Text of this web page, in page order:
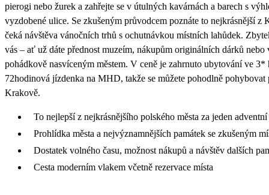
pierogi nebo žurek a zahřejte se v útulných kavárnách a barech s
vyzdobené ulice. Se zkušeným průvodcem poznáte to nejkrásnější z
čeká návštěva vánočních trhů s ochutnávkou místních lahůdek.
vás – ať už dáte přednost muzeím, nákupům originálních dárků nebo
pohádkově nasvíceným městem. V ceně je zahrnuto ubytování ve 3*
72hodinová jízdenka na MHD, takže se můžete pohodlně pohybovat
Krakově.
To nejlepší z nejkrásnějšího polského města za jeden
Prohlídka města a nejvýznamnějších památek se zkušeným
Dostatek volného času, možnost nákupů a návštěv dalších
Cesta moderním vlakem včetně rezervace místa